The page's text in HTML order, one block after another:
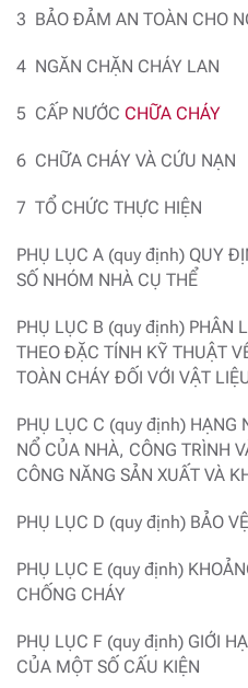
3 BẢO ĐẢM AN TOÀN CHO
4 NGĂN CHẶN CHÁY LAN
5 CẤP NƯỚC CHỮA CHÁY
6 CHỮA CHÁY VÀ CỨU NẠN
7 TỔ CHỨC THỰC HIỆN
PHỤ LỤC A (quy định) QUY
SỐ NHÓM NHÀ CỤ THỂ
PHỤ LỤC B (quy định) PHÂN
THEO ĐẶC TÍNH KỸ THUẬT
TOÀN CHÁY ĐỐI VỚI VẬT
PHỤ LỤC C (quy định) HẠNG
NỔ CỦA NHÀ, CÔNG TRÌNH
CÔNG NĂNG SẢN XUẤT VÀ
PHỤ LỤC D (quy định) BẢO
PHỤ LỤC E (quy định)
CHỐNG CHÁY
PHỤ LỤC F (quy định) GIỚI
CỦA MỘT SỐ CẤU KIỆN